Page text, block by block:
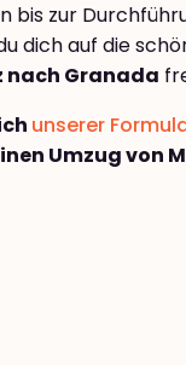
bis zur
dich auf die
nach Granada
unserer
Umzug von